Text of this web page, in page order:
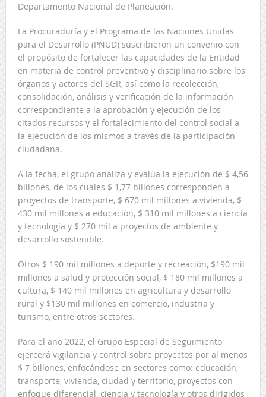
Departamento Nacional de Planeación.
La Procuraduría y el Programa de las Naciones Unidas
para el Desarrollo (PNUD) suscribieron un convenio con
el propósito de fortalecer las capacidades de la Entidad
en materia de control preventivo y disciplinario sobre los
órganos y actores del SGR, así como la recolección,
consolidación, análisis y verificación de la información
correspondiente a la aprobación y ejecución de los
citados recursos y el fortalecimiento del control social a
la ejecución de los mismos a través de la participación
ciudadana.
A la fecha, el grupo analiza y evalúa la ejecución de $ 4,56
billones, de los cuales $ 1,77 billones corresponden a
proyectos de transporte, $ 670 mil millones a vivienda, $
430 mil millones a educación, $ 310 mil millones a ciencia
y tecnología y $ 270 mil a proyectos de ambiente y
desarrollo sostenible.
Otros $ 190 mil millones a deporte y recreación, $190 mil
millones a salud y protección social, $ 180 mil millones a
cultura, $ 140 mil millones en agricultura y desarrollo
rural y $130 mil millones en comercio, industria y
turismo, entre otros sectores.
Para el año 2022, el Grupo Especial de Seguimiento
ejercerá vigilancia y control sobre proyectos por al menos
$ 7 billones, enfocándose en sectores como: educación,
transporte, vivienda, ciudad y territorio, proyectos con
enfoque diferencial, ciencia y tecnología y otros dirigidos